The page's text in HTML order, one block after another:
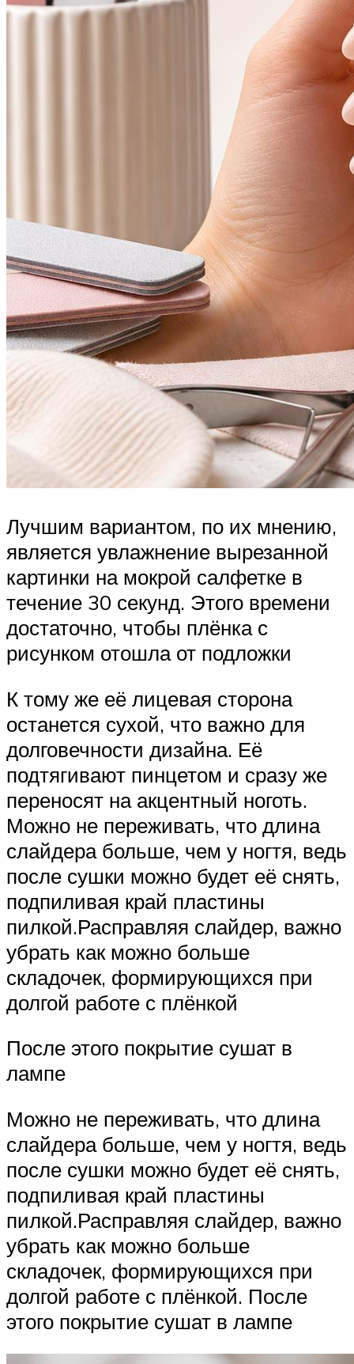
Лучшим вариантом, по их мнению,
является увлажнение вырезанной
картинки на мокрой салфетке в
течение 30 секунд. Этого времени
достаточно, чтобы плёнка с
рисунком отошла от подложки
К тому же её лицевая сторона
останется сухой, что важно для
долговечности дизайна. Её
подтягивают пинцетом и сразу же
переносят на акцентный ноготь.
Можно не переживать, что длина
слайдера больше, чем у ногтя, ведь
после сушки можно будет её снять,
подпиливая край пластины
пилкой.Расправляя слайдер, важно
убрать как можно больше
складочек, формирующихся при
долгой работе с плёнкой
После этого покрытие сушат в
лампе
Можно не переживать, что длина
слайдера больше, чем у ногтя, ведь
после сушки можно будет её снять,
подпиливая край пластины
пилкой.Расправляя слайдер, важно
убрать как можно больше
складочек, формирующихся при
долгой работе с плёнкой. После
этого покрытие сушат в лампе